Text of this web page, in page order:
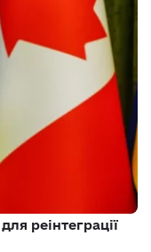
реінтеграції